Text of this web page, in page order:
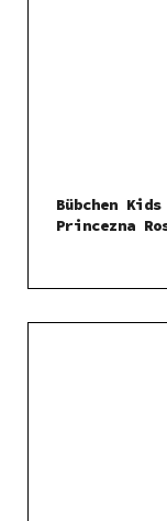
Bübchen
Princezna